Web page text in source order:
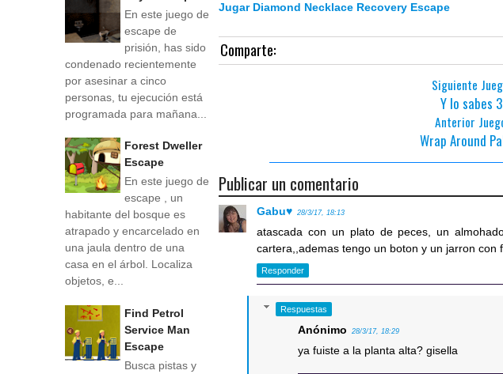
Jugar Diamond Necklace Recovery Escape
Comparte:
Siguiente
Y lo sabes 3
Anterior
Wrap Around
Publicar un comentario
Gabu♥ 28/3/17, 18:13
atascada con un plato de peces, un
cartera,,ademas tengo un boton y un jarron con
Responder
Respuestas
Anónimo 28/3/17, 18:29
ya fuiste a la planta alta? gisella
En este juego de
escape de
prisión, has sido
condenado recientemente
por asesinar a cinco
personas, tu ejecución está
programada para mañana...
Forest Dweller
Escape
En este juego de
escape , un
habitante del bosque es
atrapado y encarcelado en
una jaula dentro de una
casa en el árbol. Localiza
objetos, e...
Find Petrol
Service Man
Escape
Busca pistas y